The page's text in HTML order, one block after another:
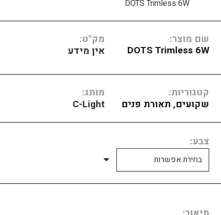
DOTS Trimless 6W
שם מוצר:
DOTS Trimless 6W
מק"ט:
אין מידע
קטגוריות:
שקועים, תאורת פנים
מותג:
C-Light
צבע